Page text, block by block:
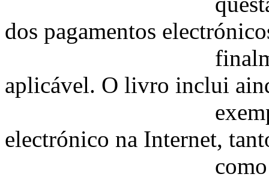
dos pagamentos
finalmente, o
aplicável. O livro inclui
exemplos
electrónico na Internet,
como dirigido